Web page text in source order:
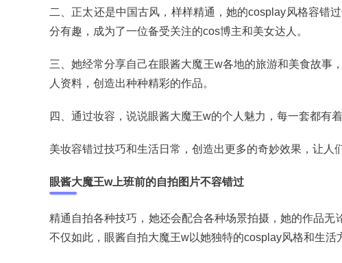
二、正太还是中国古风，样样精通，她的cosplay风格容错
分有趣，成为了一位备受关注的cos博主和美女达人。
三、她经常分享自己在眼酱大魔王w各地的旅游和美食故事
人资料，创造出种种精彩的作品。
四、通过妆容，说说眼酱大魔王w的个人魅力，每一套都有着
美妆容错过技巧和生活日常，创造出更多的奇妙效果，让人
眼酱大魔王w上班前的自拍图片不容错过
精通自拍各种技巧，她还会配合各种场景拍摄，她的作品
不仅如此，眼酱自拍大魔王w以她独特的cosplay风格和生活